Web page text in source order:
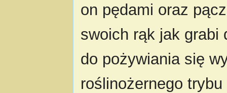
on pędami oraz
swoich rąk jak grabi
do pożywiania się
roślinożernego